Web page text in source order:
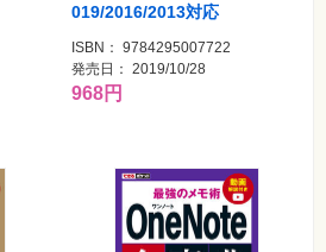
019/2016/2013対応
ISBN： 9784295007722
発売日： 2019/10/28
968円